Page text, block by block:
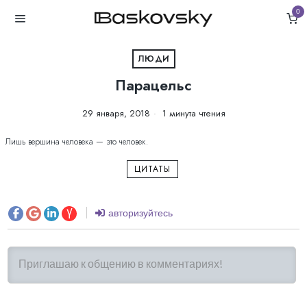
0
ЛЮДИ
Парацельс
29 января, 2018 1 минута чтения
Лишь вершина человека — это человек.
ЦИТАТЫ
авторизуйтесь